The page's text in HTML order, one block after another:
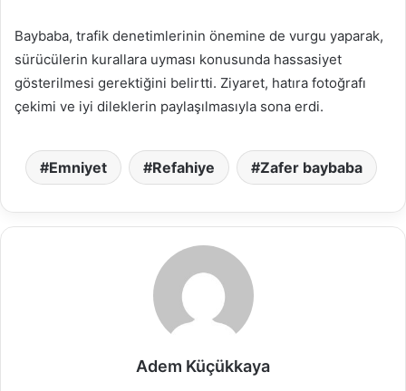
Baybaba, trafik denetimlerinin önemine de vurgu yaparak,
sürücülerin kurallara uyması konusunda hassasiyet
gösterilmesi gerektiğini belirtti. Ziyaret, hatıra fotoğrafı
çekimi ve iyi dileklerin paylaşılmasıyla sona erdi.
Emniyet Refahiye Zafer baybaba
Adem Küçükkaya